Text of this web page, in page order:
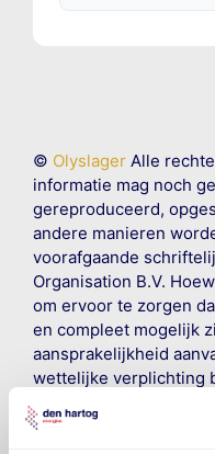
© OlyslagerAlle
informatie mag noch
gereproduceerd,
andere manieren
voorafgaande
Organisation B.V.
om ervoor te zorgen
en compleet mogelijk
aansprakelijkheid
wettelijke verplichting
veroorzaakt door
informatie. Door deze